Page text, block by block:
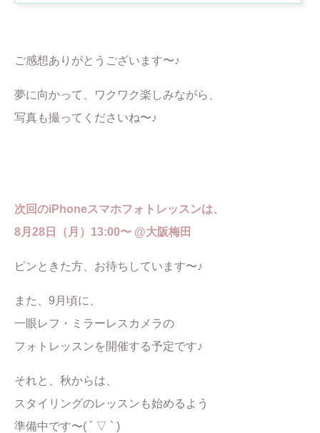
ご感想ありがとうございます〜♪
夢に向かって、ワクワク楽しみながら、
写真も撮ってくださいね〜♪
次回のiPhoneスマホフォトレッスンは、
8月28日（月）13:00〜 @大阪梅田
ピンときた方、お待ちしています〜♪
また、9月頃に、
一眼レフ・ミラーレスカメラの
フォトレッスンを開催する予定です♪
それと、秋からは、
スタイリングのレッスンも始めるよう
準備中です〜( ´ ▽ ` )